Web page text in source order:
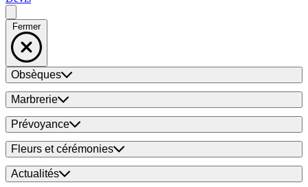
Fermer
Obsèques
Marbrerie
Prévoyance
Fleurs et cérémonies
Actualités